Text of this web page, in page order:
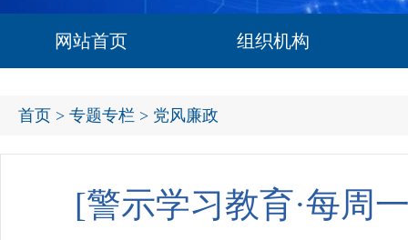
网站首页 组织机构
首页 > 专题专栏 > 党风廉政
[警示学习教育·每周